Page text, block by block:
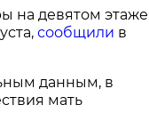
на девятом этаже
сообщили в
данным, в
мать